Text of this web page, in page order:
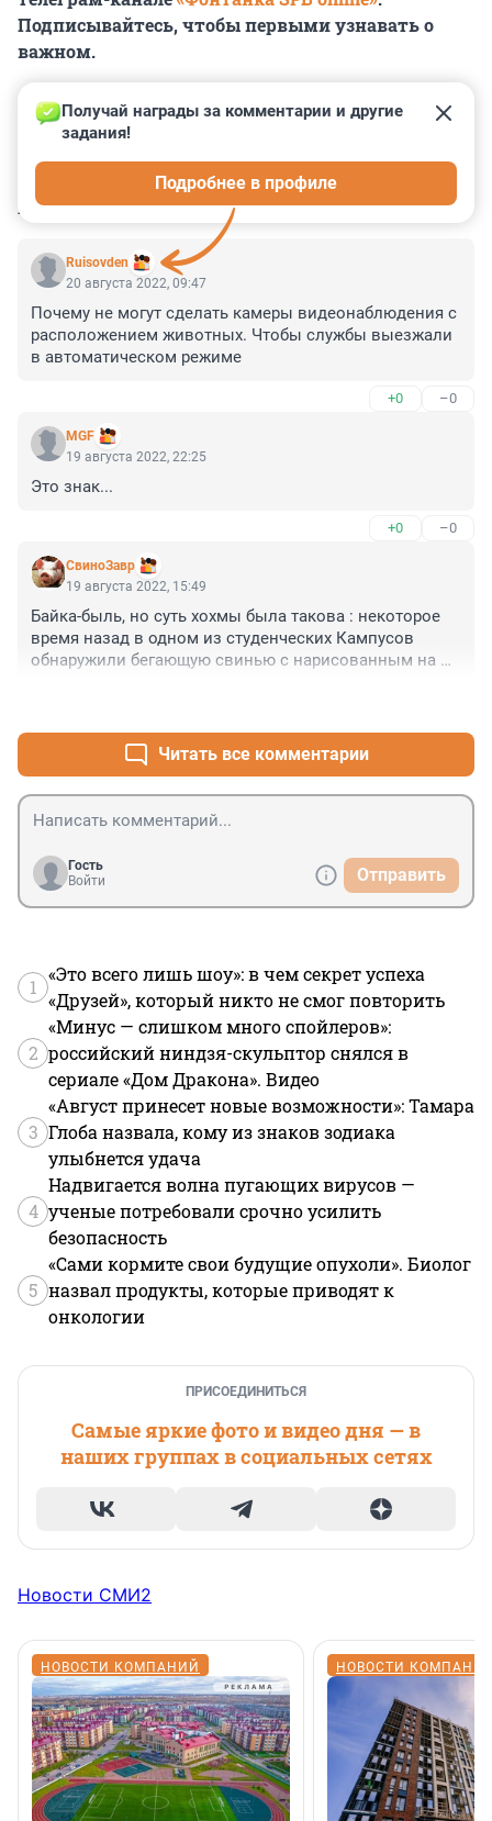
Подписывайтесь, чтобы первыми узнавать о
важном.
КОММЕНТАРИИ 13
Ruisovden
Получай награды за комментарии и другие
задания!
Подробнее в профиле
20 августа 2022, 09:47
Почему не могут сделать камеры видеонаблюдения с
расположением животных. Чтобы службы выезжали
в автоматическом режиме
+0 –0
MGF
19 августа 2022, 22:25
Это знак...
+0 –0
СвиноЗавр
19 августа 2022, 15:49
Байка-быль, но суть хохмы была такова : некоторое
время назад в одном из студенческих Кампусов
обнаружили бегающую свинью с нарисованным на
каким-то мистическим образом совпало с прибытием
из РФ студентов по обмену. Совпадение ? Не думаю .
Читать все комментарии
Гость
Войти
Отправить
1
«Это всего лишь шоу»: в чем секрет успеха
«Друзей», который никто не смог повторить
2
«Минус — слишком много спойлеров»:
российский ниндзя-скульптор снялся в
сериале «Дом Дракона». Видео
3
«Август принесет новые возможности»: Тамара
Глоба назвала, кому из знаков зодиака
улыбнется удача
4
Надвигается волна пугающих вирусов —
ученые потребовали срочно усилить
безопасность
5
«Сами кормите свои будущие опухоли». Биолог
назвал продукты, которые приводят к
онкологии
ПРИСОЕДИНИТЬСЯ
Самые яркие фото и видео дня — в
наших группах в социальных сетях
Новости СМИ2
НОВОСТИ КОМПАНИЙ НОВОСТИ